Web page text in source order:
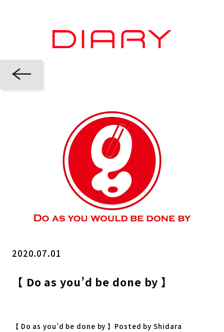
2020.07.01
【 Do as you’d be done by 】
【 Do as you’d be done by 】Posted by Shidara